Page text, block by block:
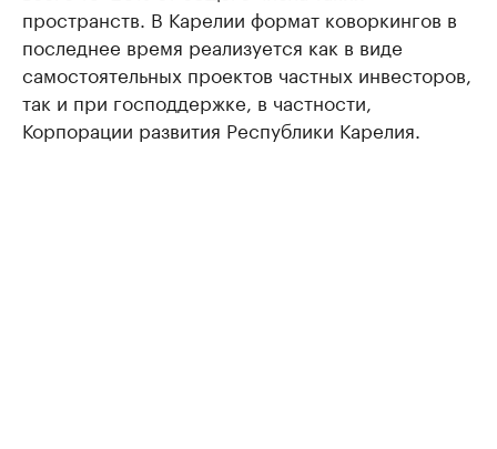
пространств. В Карелии формат коворкингов в
последнее время реализуется как в виде
самостоятельных проектов частных инвесторов,
так и при господдержке, в частности,
Корпорации развития Республики Карелия.